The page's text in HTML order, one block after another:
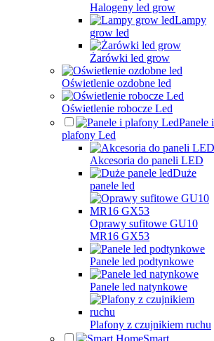
Halogeny led grow
Lampy
grow led
Żarówki led grow
Oświetlenie ozdobne led
Oświetlenie robocze Led
Panele i
plafony Led
Akcesoria do paneli LED
Duże
panele led
Oprawy sufitowe GU10
MR16 GX53
Panele led podtynkowe
Panele led natynkowe
Plafony z czujnikiem ruchu
Smart